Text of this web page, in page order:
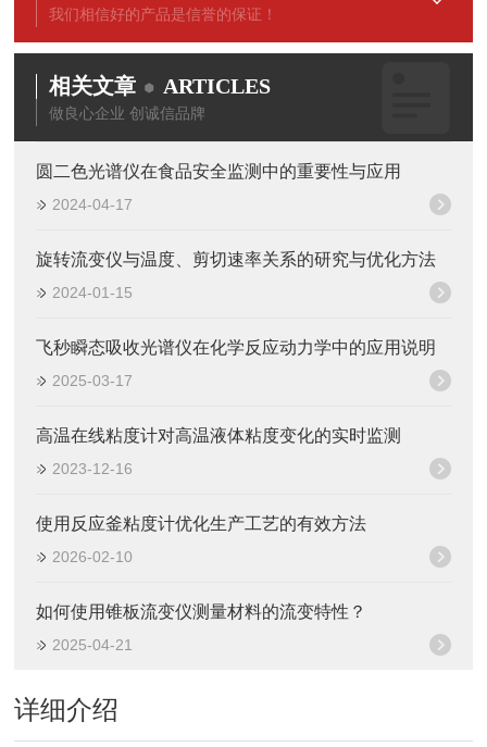
我们相信好的产品是信誉的保证！
相关文章 ARTICLES
做良心企业 创诚信品牌
圆二色光谱仪在食品安全监测中的重要性与应用
2024-04-17
旋转流变仪与温度、剪切速率关系的研究与优化方法
2024-01-15
飞秒瞬态吸收光谱仪在化学反应动力学中的应用说明
2025-03-17
高温在线粘度计对高温液体粘度变化的实时监测
2023-12-16
使用反应釜粘度计优化生产工艺的有效方法
2026-02-10
如何使用锥板流变仪测量材料的流变特性？
2025-04-21
详细介绍